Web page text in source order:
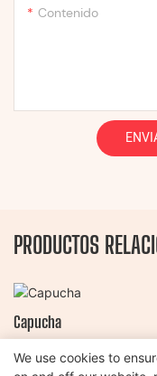
Contenido
PRODUCTOS
Capucha
We use cookies to